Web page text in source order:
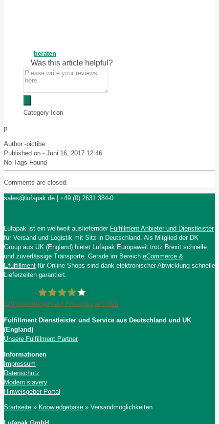
beraten
Was this article helpful?
Category Icon
p
Author -pictibe
Published on - Juni 16, 2017 12:46
No Tags Found
Comments are closed.
sales@lufapak.de | +49 (0) 2631 384-0
Lufapak ist ein weltweit ausliefernder Fulfillment Anbieter und Dienstleister
für Versand und Logistik mit Sitz in Deutschland. Als Mitglied der DK
Group aus UK (England) bietet Lufapak Europaweit trotz Brexit schnelle
und zuverlässige Transporte. Gerade im Bereich eCommerce &
Efulfillment für Online-Shops sind dank elektronischer Abwicklung schnelle
Lieferzeiten garantiert.
Lufapak GmbH
129 Bewertungen auf ProvenExpert.com
Fulfillment Dienstleister und Service aus Deutschland und UK
(England)
Unsere Fulfillment Partner
Informationen
Impressum
Datenschutz
Modern slavery
Hinweisgeber-Portal
Startseite » Knowledgebase » Versandmöglichkeiten